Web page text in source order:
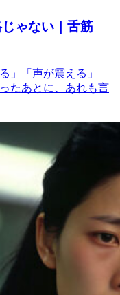
ゃない｜舌筋
」「声が震える」
たあとに、あれも言